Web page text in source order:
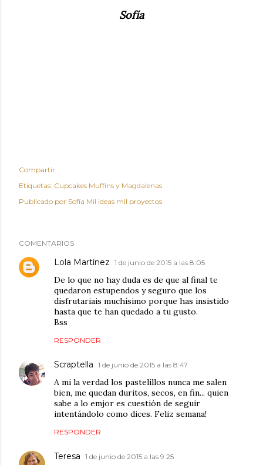
Sofía
Compartir
Etiquetas: Cupcakes Muffins y Magdalenas
Publicado por Sofía Mil ideas mil proyectos
COMENTARIOS
Lola Martínez 1 de junio de 2015 a las 8:05
De lo que no hay duda es de que al final te
quedaron estupendos y seguro que los
disfrutariais muchísimo porque has insistido
hasta que te han quedado a tu gusto.
Bss
RESPONDER
Scraptella 1 de junio de 2015 a las 8:47
A mi la verdad los pastelillos nunca me salen
bien, me quedan duritos, secos, en fin... quien
sabe a lo emjor es cuestión de seguir
intentándolo como dices. Feliz semana!
RESPONDER
Teresa 1 de junio de 2015 a las 9:25